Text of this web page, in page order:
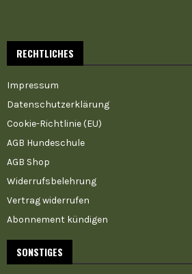
RECHTLICHES
Impressum
Datenschutzerklärung
Cookie-Richtlinie (EU)
AGB Hundeschule
AGB Shop
Widerrufsbelehrung
Vertrag widerrufen
Abonnement kündigen
SONSTIGES